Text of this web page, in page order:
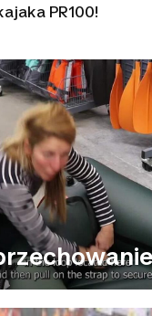
PR100!